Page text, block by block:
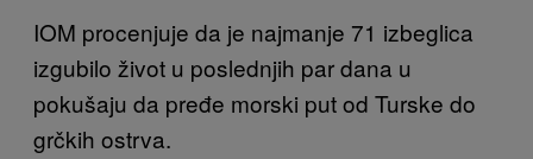
IOM procenjuje da je najmanje 71 izbeglica
izgubilo život u poslednjih par dana u
pokušaju da pređe morski put od Turske do
grčkih ostrva.